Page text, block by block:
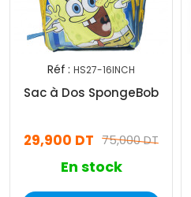
Réf : HS27-16INCH
Sac à Dos SpongeBob
75,000 DT
29,900 DT
En stock